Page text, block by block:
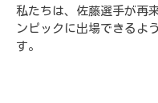
私たちは、佐藤選手が再
ンピックに出場できるよ
す。